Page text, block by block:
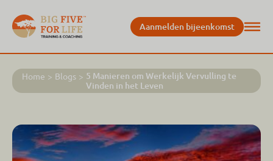
Aanmelden bijeenkomst
Home > Blogs > 5 Manieren om Werkelijk Vervulling te
Vinden in het Leven